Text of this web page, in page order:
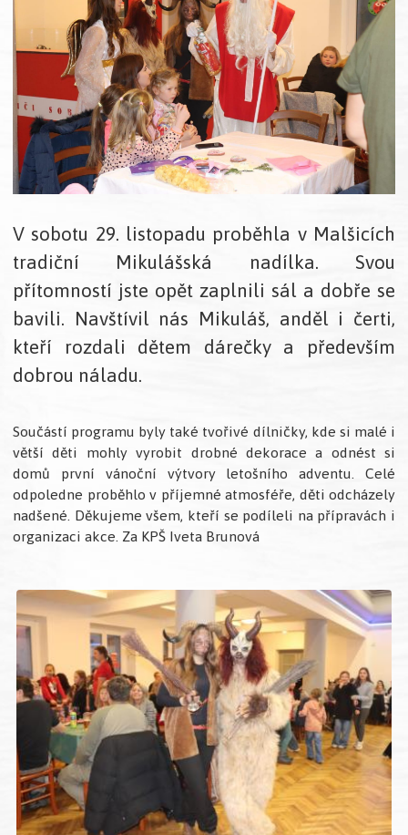
V sobotu 29. listopadu proběhla v Malšicích
tradiční Mikulášská nadílka. Svou
přítomností jste opět zaplnili sál a dobře se
bavili. Navštívil nás Mikuláš, anděl i čerti,
kteří rozdali dětem dárečky a především
dobrou náladu.
Součástí programu byly také tvořivé dílničky, kde si malé i
větší děti mohly vyrobit drobné dekorace a odnést si
domů první vánoční výtvory letošního adventu. Celé
odpoledne proběhlo v příjemné atmosféře, děti odcházely
nadšené. Děkujeme všem, kteří se podíleli na přípravách i
organizaci akce. Za KPŠ Iveta Brunová